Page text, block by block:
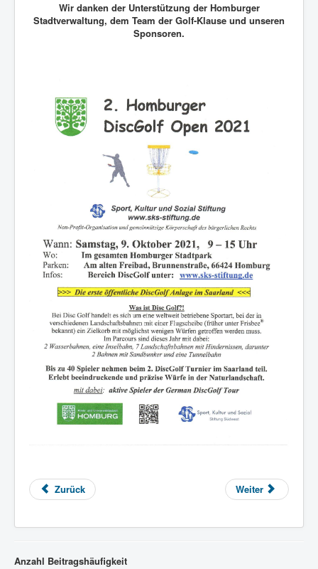
Wir danken der Unterstützung der Homburger
Stadtverwaltung, dem Team der Golf-Klause und unseren
Sponsoren.
Zurück Weiter
Anzahl Beitragshäufigkeit